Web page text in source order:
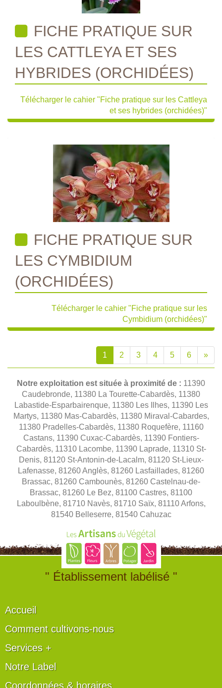
FICHE PRATIQUE SUR
LES CATTLEYA ET SES
HYBRIDES (ORCHIDÉES)
Télécharger le cahier "Fiche pratique sur les Cattleya
et ses hybrides (orchidées)"
FICHE PRATIQUE SUR
LES CYMBIDIUM
(ORCHIDÉES)
Télécharger le cahier "Fiche pratique sur les
Cymbidium (orchidées)"
1 2 3 4 5 6 »
Notre exploitation est située à proximité de : 11390
Caudebronde, 11380 La Tourette-Cabardès, 11380
Labastide-Esparbairenque, 11380 Les Ilhes, 11390 Les
Martys, 11380 Mas-Cabardès, 11380 Miraval-Cabardes,
11380 Pradelles-Cabardès, 11380 Roquefère, 11160
Castans, 11390 Cuxac-Cabardès, 11390 Fontiers-
Cabardès, 11310 Lacombe, 11390 Laprade, 11310 St-
Denis, 81120 St-Antonin-de-Lacalm, 81120 St-Lieux-
Lafenasse, 81260 Anglès, 81260 Lasfaillades, 81260
Brassac, 81260 Cambounès, 81260 Castelnau-de-
Brassac, 81260 Le Bez, 81100 Castres, 81100
Laboulbène, 81710 Navès, 81710 Saïx, 81110 Arfons,
81540 Belleserre, 81540 Cahuzac
" Établissement labélisé "
Accueil
Comment cultivons-nous
Services +
Notre Label
Coordonnées & horaires